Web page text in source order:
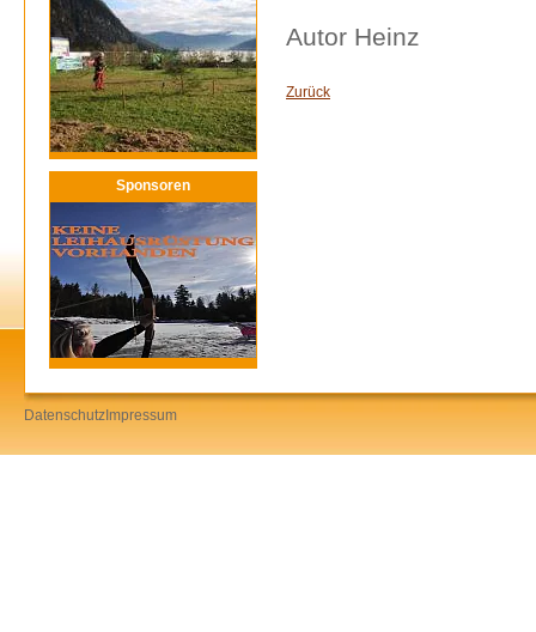
Sponsoren
Autor Heinz
Zurück
Datenschutz Impressum